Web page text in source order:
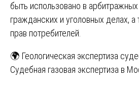
быть использовано в
гражданских и уголовных делах,
прав потребителей.
Навигация
по
🌍 Геологическая экспертиза
Судебная газовая экспертиза в